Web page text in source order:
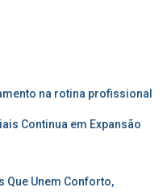
na rotina profissional
Continua em Expansão
Unem Conforto,